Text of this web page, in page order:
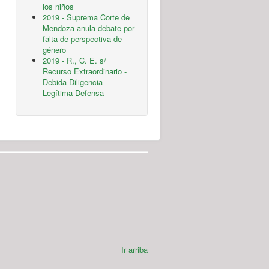
los niños
2019 - Suprema Corte de
Mendoza anula debate por
falta de perspectiva de
género
2019 - R., C. E. s/
Recurso Extraordinario -
Debida Diligencia -
Legítima Defensa
Ir arriba